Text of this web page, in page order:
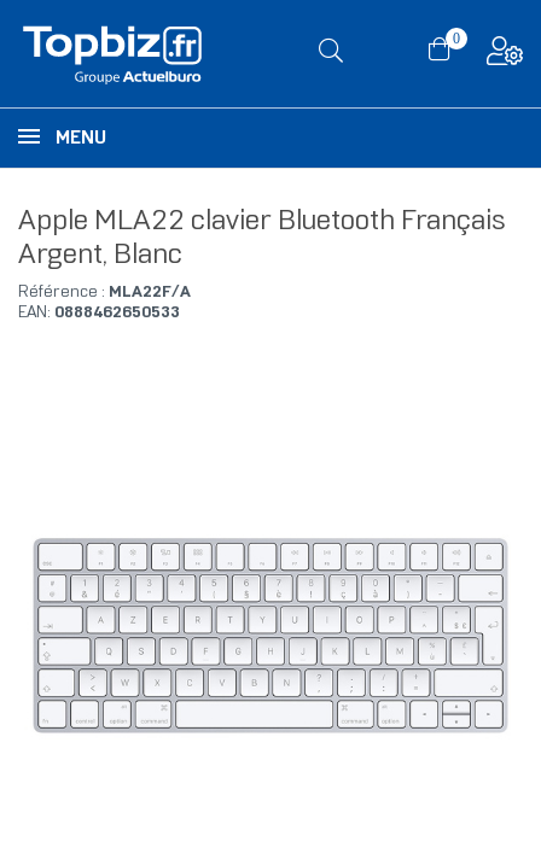
0
MENU
Apple MLA22 clavier Bluetooth Français
Argent, Blanc
Référence : MLA22F/A
EAN: 0888462650533